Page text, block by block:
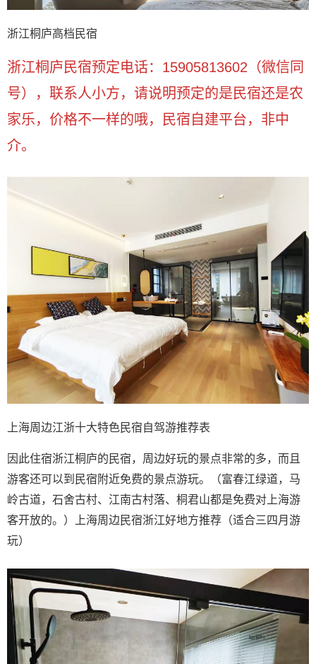
浙江桐庐高档民宿
浙江桐庐民宿预定电话：15905813602（微信同
号），联系人小方，请说明预定的是民宿还是农
家乐，价格不一样的哦，民宿自建平台，非中
介。
上海周边江浙十大特色民宿自驾游推荐表
因此住宿浙江桐庐的民宿，周边好玩的景点非常的多，而且
游客还可以到民宿附近免费的景点游玩。（富春江绿道，马
岭古道，石舍古村、江南古村落、桐君山都是免费对上海游
客开放的。）上海周边民宿浙江好地方推荐（适合三四月游
玩）